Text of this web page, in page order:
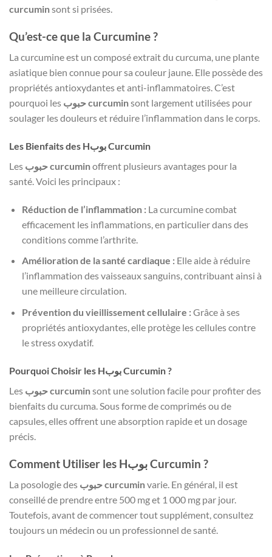
curcuminsont si prisées.
Qu’est-ce que la Curcumine ?
La curcumine est un composé extrait du curcuma, une plante
asiatique bien connue pour sa couleur jaune. Elle possède des
propriétés antioxydantes et anti-inflammatoires. C’est
pourquoi les
حبوب curcuminsont largement utilisées pour
soulager les douleurs et réduire l’inflammation dans le corps.
Les Bienfaits des Hبوب Curcumin
Les
حبوب curcuminoffrent plusieurs avantages pour la
santé. Voici les principaux :
Réduction de l’inflammation :La curcumine combat
efficacement les inflammations, en particulier dans des
conditions comme l’arthrite.
Amélioration de la santé cardiaque :Elle aide à réduire
l’inflammation des vaisseaux sanguins, contribuant ainsi à
une meilleure circulation.
Prévention du vieillissement cellulaire :Grâce à ses
propriétés antioxydantes, elle protège les cellules contre
le stress oxydatif.
Pourquoi Choisir les Hبوب Curcumin ?
Les
حبوب curcuminsont une solution facile pour profiter des
bienfaits du curcuma. Sous forme de comprimés ou de
capsules, elles offrent une absorption rapide et un dosage
précis.
Comment Utiliser les Hبوب Curcumin ?
La posologie des حبوب curcuminvarie. En général, il est
conseillé de prendre entre 500 mg et 1 000 mg par jour.
Toutefois, avant de commencer tout supplément, consultez
toujours un médecin ou un professionnel de santé.